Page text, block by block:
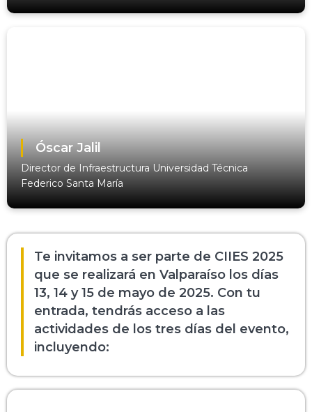
Óscar Jalil
Director de Infraestructura Universidad Técnica
Federico Santa María
Te invitamos a ser parte de CIIES 2025
que se realizará en Valparaíso los días
13, 14 y 15 de mayo de 2025. Con tu
entrada, tendrás acceso a las
actividades de los tres días del evento,
incluyendo: